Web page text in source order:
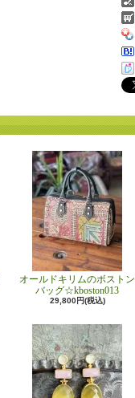
オールドキリムのボストン
バッグ☆kboston013
29,800円(税込)